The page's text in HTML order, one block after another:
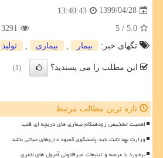
1399/04/28
13:40:43
5.0
/ 5
3291
تگهای خبر:
بیمار بیماری تولید
این مطلب را می پسندید؟ (1)
تازه ترین مطالب مرتبط
اهمیت تشخیص زودهنگام بیماری های دریچه ای قلب
وزارت بهداشت باید پاسخگوی کمبود داروهای حیاتی باشد
برخورد با عرضه و تبلیغات غیرقانونی آمپول های لاغری